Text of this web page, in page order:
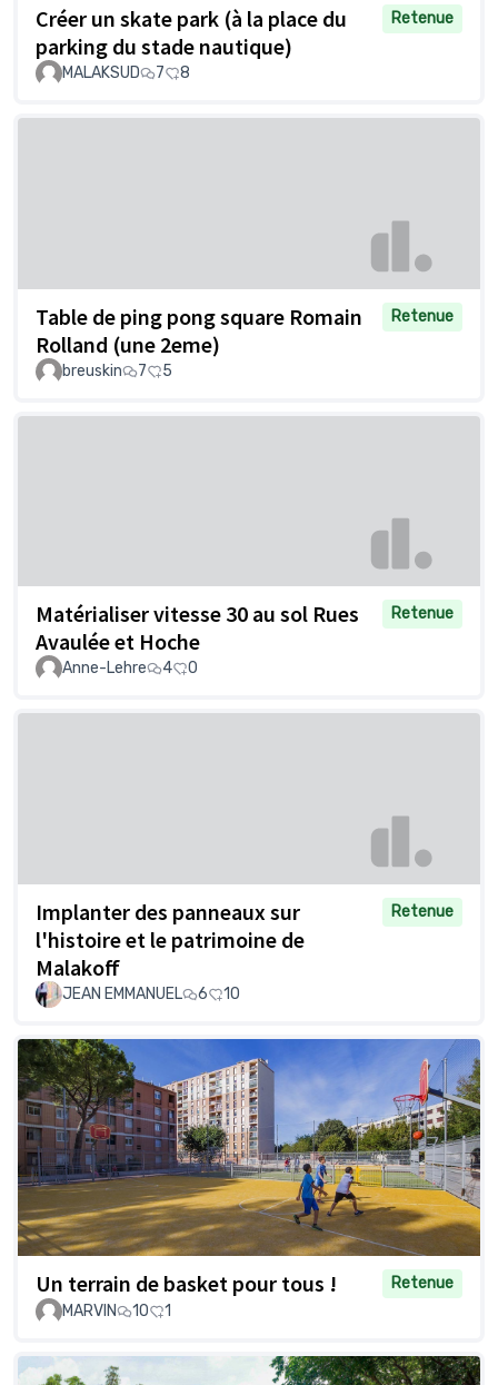
Créer un skate park (à la place du
parking du stade nautique)
Retenue
MALAKSUD 7 8
Table de ping pong square Romain
Rolland (une 2eme)
Retenue
breuskin 7 5
Matérialiser vitesse 30 au sol Rues
Avaulée et Hoche
Retenue
Anne-Lehre 4 0
Implanter des panneaux sur
l'histoire et le patrimoine de
Malakoff
Retenue
JEAN EMMANUEL 6 10
Un terrain de basket pour tous !
Retenue
MARVIN
10 1